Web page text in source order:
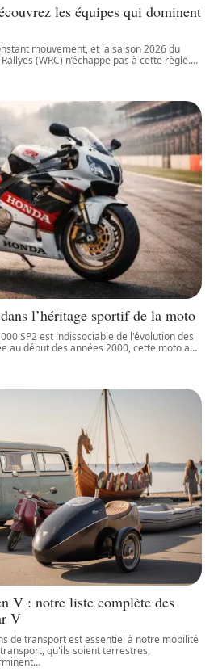
les équipes qui dominent
mouvement, et la saison 2026 du
(WRC) n’échappe pas à cette règle.…
l’héritage sportif de la moto
SP2 est indissociable de l'évolution des
au début des années 2000, cette moto a…
V : notre liste complète des
V
de transport est essentiel à notre mobilité
qu'ils soient terrestres,
…